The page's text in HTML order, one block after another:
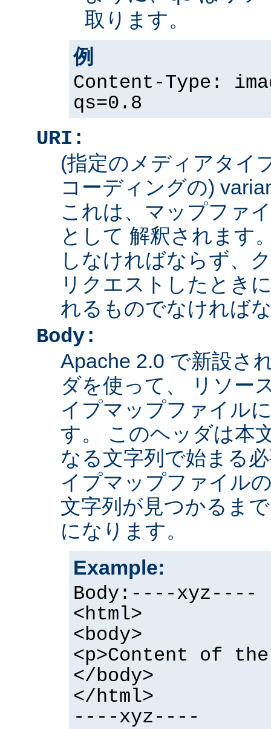
取ります。
例
Content-Type:
qs=0.8
URI:
(指定のメディアタイ
コーディングの)
これは、マップファ
として 解釈されます
しなければならず、
リクエストしたとき
れるものでなければ
Body:
Apache 2.0 で新設さ
ダを使って、 リソー
イプマップファイル
す。 このヘッダは本
なる文字列で始まる
イプマップファイル
文字列が見つかるま
になります。
Example:
Body:----xyz----
<html>
<body>
<p>Content of
</body>
</html>
----xyz----